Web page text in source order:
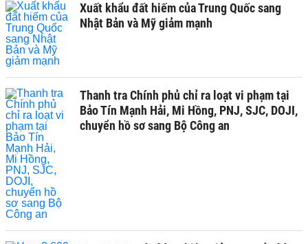
Xuất khẩu đất hiếm của Trung Quốc sang
Nhật Bản và Mỹ giảm mạnh
Thanh tra Chính phủ chỉ ra loạt vi phạm tại
Bảo Tín Mạnh Hải, Mi Hồng, PNJ, SJC, DOJI,
chuyển hồ sơ sang Bộ Công an